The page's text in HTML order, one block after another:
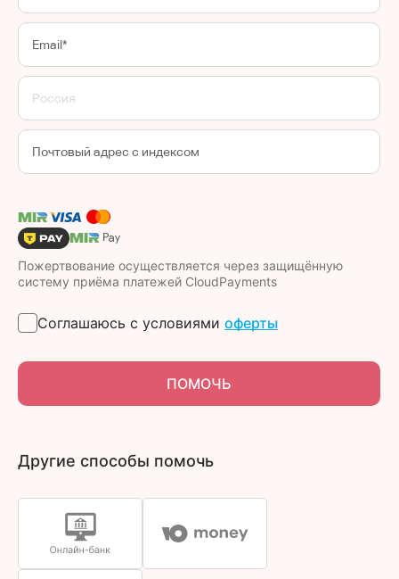
Пожертвование осуществляется через защищённую
систему приёма платежей CloudPayments
Соглашаюсь с условиями оферты
ПОМОЧЬ
Другие способы помочь